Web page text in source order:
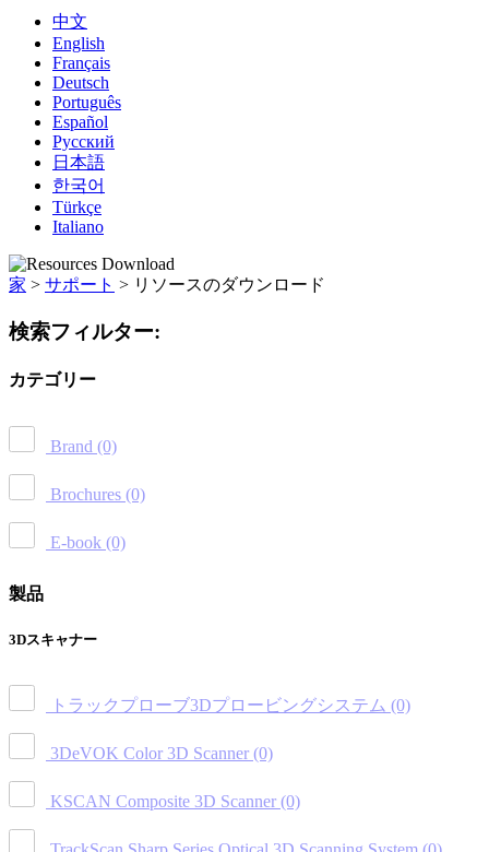
中文
English
Français
Deutsch
Português
Español
Русский
日本語
한국어
Türkçe
Italiano
家 > サポート > リソースのダウンロード
検索フィルター:
カテゴリー
Brand (0)
Brochures (0)
E-book (0)
製品
3Dスキャナー
トラックプローブ3Dプロービングシステム (0)
3DeVOK Color 3D Scanner (0)
KSCAN Composite 3D Scanner (0)